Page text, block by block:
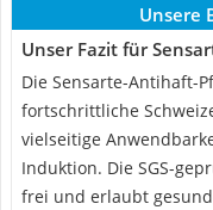
Unsere
Unser Fazit für
Die Sensarte-Antihaft-
fortschrittliche
vielseitige
Induktion. Die SGS-
frei und erlaubt